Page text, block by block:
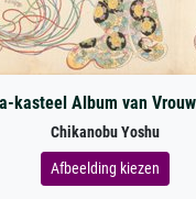
kasteel Album van
Chikanobu Yoshu
Afbeelding kiezen